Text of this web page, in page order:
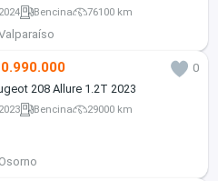
2024 Bencina 76100 km
0
208 Allure 1.2T 2023
2023 Bencina 29000 km
Osorno